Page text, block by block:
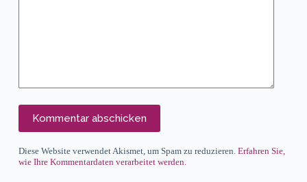
Kommentar abschicken
Diese Website verwendet Akismet, um Spam zu reduzieren. Erfahren Sie,
wie Ihre Kommentardaten verarbeitet werden.